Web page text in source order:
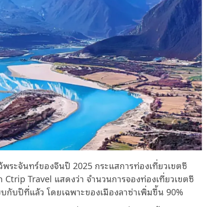
ระจันทร์ของจีนปี 2025 กระแสการท่องเที่ยวเขตซี
Travel แสดงว่า จำนวนการจองท่องเที่ยวเขตซี
กับปีที่แล้ว โดยเฉพาะของเมืองลาซ่าเพิ่มขึ้น 90%